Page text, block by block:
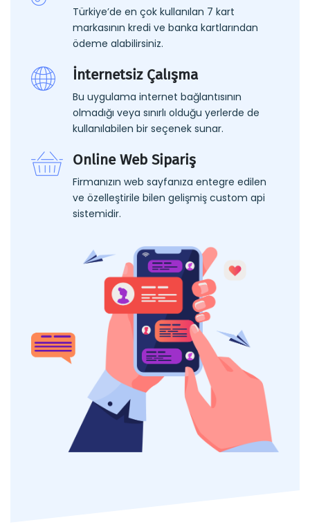
Türkiye’de en çok kullanılan 7 kart
markasının kredi ve banka kartlarından
ödeme alabilirsiniz.
İnternetsiz Çalışma
Bu uygulama internet bağlantısının
olmadığı veya sınırlı olduğu yerlerde de
kullanılabilen bir seçenek sunar.
Online Web Sipariş
Firmanızın web sayfanıza entegre edilen
ve özelleştirile bilen gelişmiş custom api
sistemidir.